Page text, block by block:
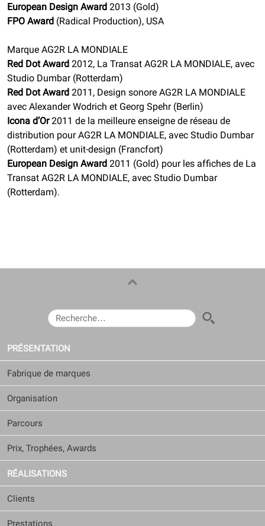
European Design Award 2013 (Gold)
FPO Award (Radical Production), USA
Marque AG2R LA MONDIALE
Red Dot Award 2012, La Transat AG2R LA MONDIALE, avec
Studio Dumbar (Rotterdam)
Red Dot Award 2011, Design sonore AG2R LA MONDIALE
avec Alexander Wodrich et Georg Spehr (Berlin)
Icona d’Or2011 de la meilleure enseigne de réseau de
distribution pour AG2R LA MONDIALE, avec Studio Dumbar
(Rotterdam) et unit-design (Francfort)
European Design Award 2011 (Gold) pour les affiches de La
Transat AG2R LA MONDIALE, avec Studio Dumbar
(Rotterdam).
RECHERCHER :
PRÉSENTATION
Fabrique de marques
Organisation
Parcours
Prix, Trophées, Awards
RÉALISATIONS
Clients
Prestations